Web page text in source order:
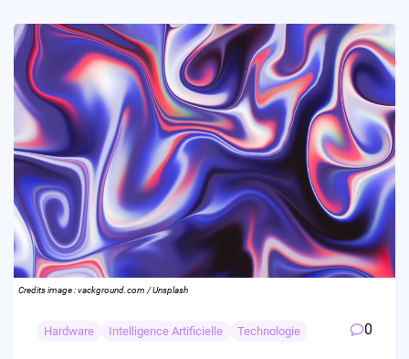
Credits image : vackground.com / Unsplash
Hardware Intelligence Artificielle Technologie 0